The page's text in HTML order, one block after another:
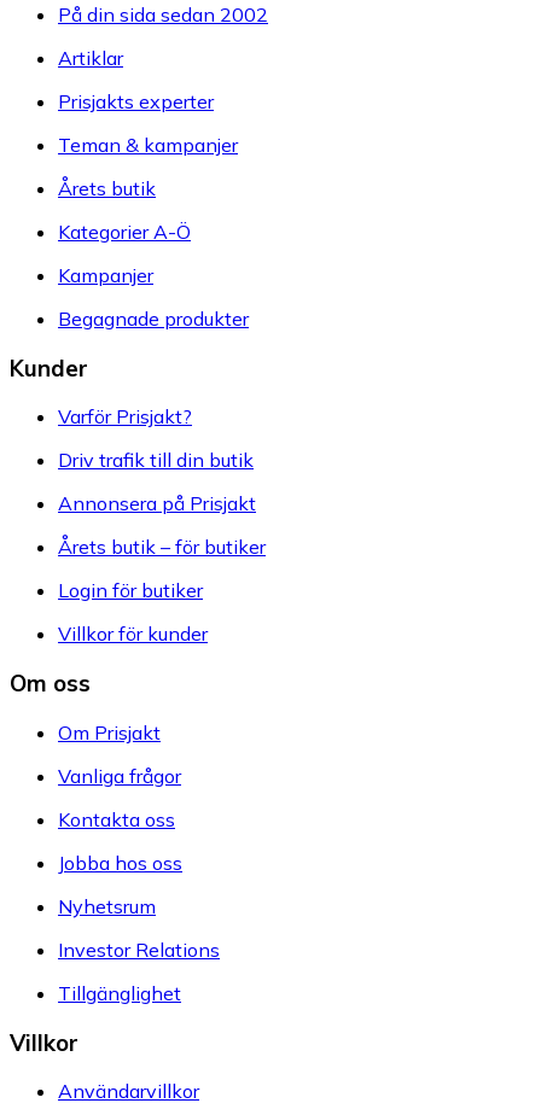
På din sida sedan 2002
Artiklar
Prisjakts experter
Teman & kampanjer
Årets butik
Kategorier A-Ö
Kampanjer
Begagnade produkter
Kunder
Varför Prisjakt?
Driv trafik till din butik
Annonsera på Prisjakt
Årets butik – för butiker
Login för butiker
Villkor för kunder
Om oss
Om Prisjakt
Vanliga frågor
Kontakta oss
Jobba hos oss
Nyhetsrum
Investor Relations
Tillgänglighet
Villkor
Användarvillkor